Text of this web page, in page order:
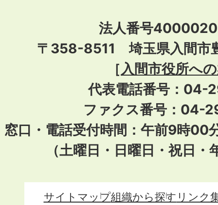
法人番号
〒358-8511 埼玉県入間市
［ 入間市役所へ
代表電話番号：04-
ファクス番号：04-
窓口・電話受付時間：午前9時00
（土曜日・日曜日・祝日
サイトマップ組織から探す リンク